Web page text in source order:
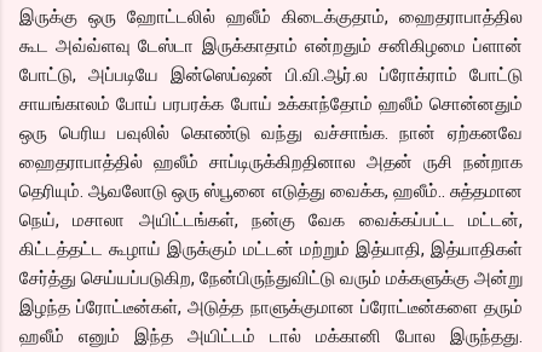
இருக்கு ஒரு ஹோட்டலில் ஹலீம் கிடைக்குதாம், ஹைதராபாத்தில
கூட அவ்வ்ளவு டேஸ்டா இருக்காதாம் என்றதும் சனிகிழமை ப்ளான்
போட்டு, அப்படியே இன்ஸெப்ஷன் பி.வி.ஆர்.ல ப்ரோக்ராம் போட்டு
சாயங்காலம் போய் பரபரக்க போய் உக்காந்தோம் ஹலீம் சொன்னதும்
ஒரு பெரிய பவுலில் கொண்டு வந்து வச்சாங்க. நான் ஏற்கனவே
ஹைதராபாத்தில் ஹலீம் சாப்டிருக்கிறதினால அதன் ருசி நன்றாக
தெரியும். ஆவலோடு ஒரு ஸ்பூனை எடுத்து வைக்க, ஹலீம்.. சுத்தமான
நெய், மசாலா அயிட்டங்கள், நன்கு வேக வைக்கப்பட்ட மட்டன்,
கிட்டத்தட்ட கூழாய் இருக்கும் மட்டன் மற்றும் இத்யாதி, இத்யாதிகள்
சேர்த்து செய்யப்படுகிற, நேன்பிருந்துவிட்டு வரும் மக்களுக்கு அன்று
இழந்த ப்ரோட்டீன்கள், அடுத்த நாளுக்குமான ப்ரோட்டீன்களை தரும்
ஹலீம் எனும் இந்த அயிட்டம் டால் மக்கானி போல இருந்தது.